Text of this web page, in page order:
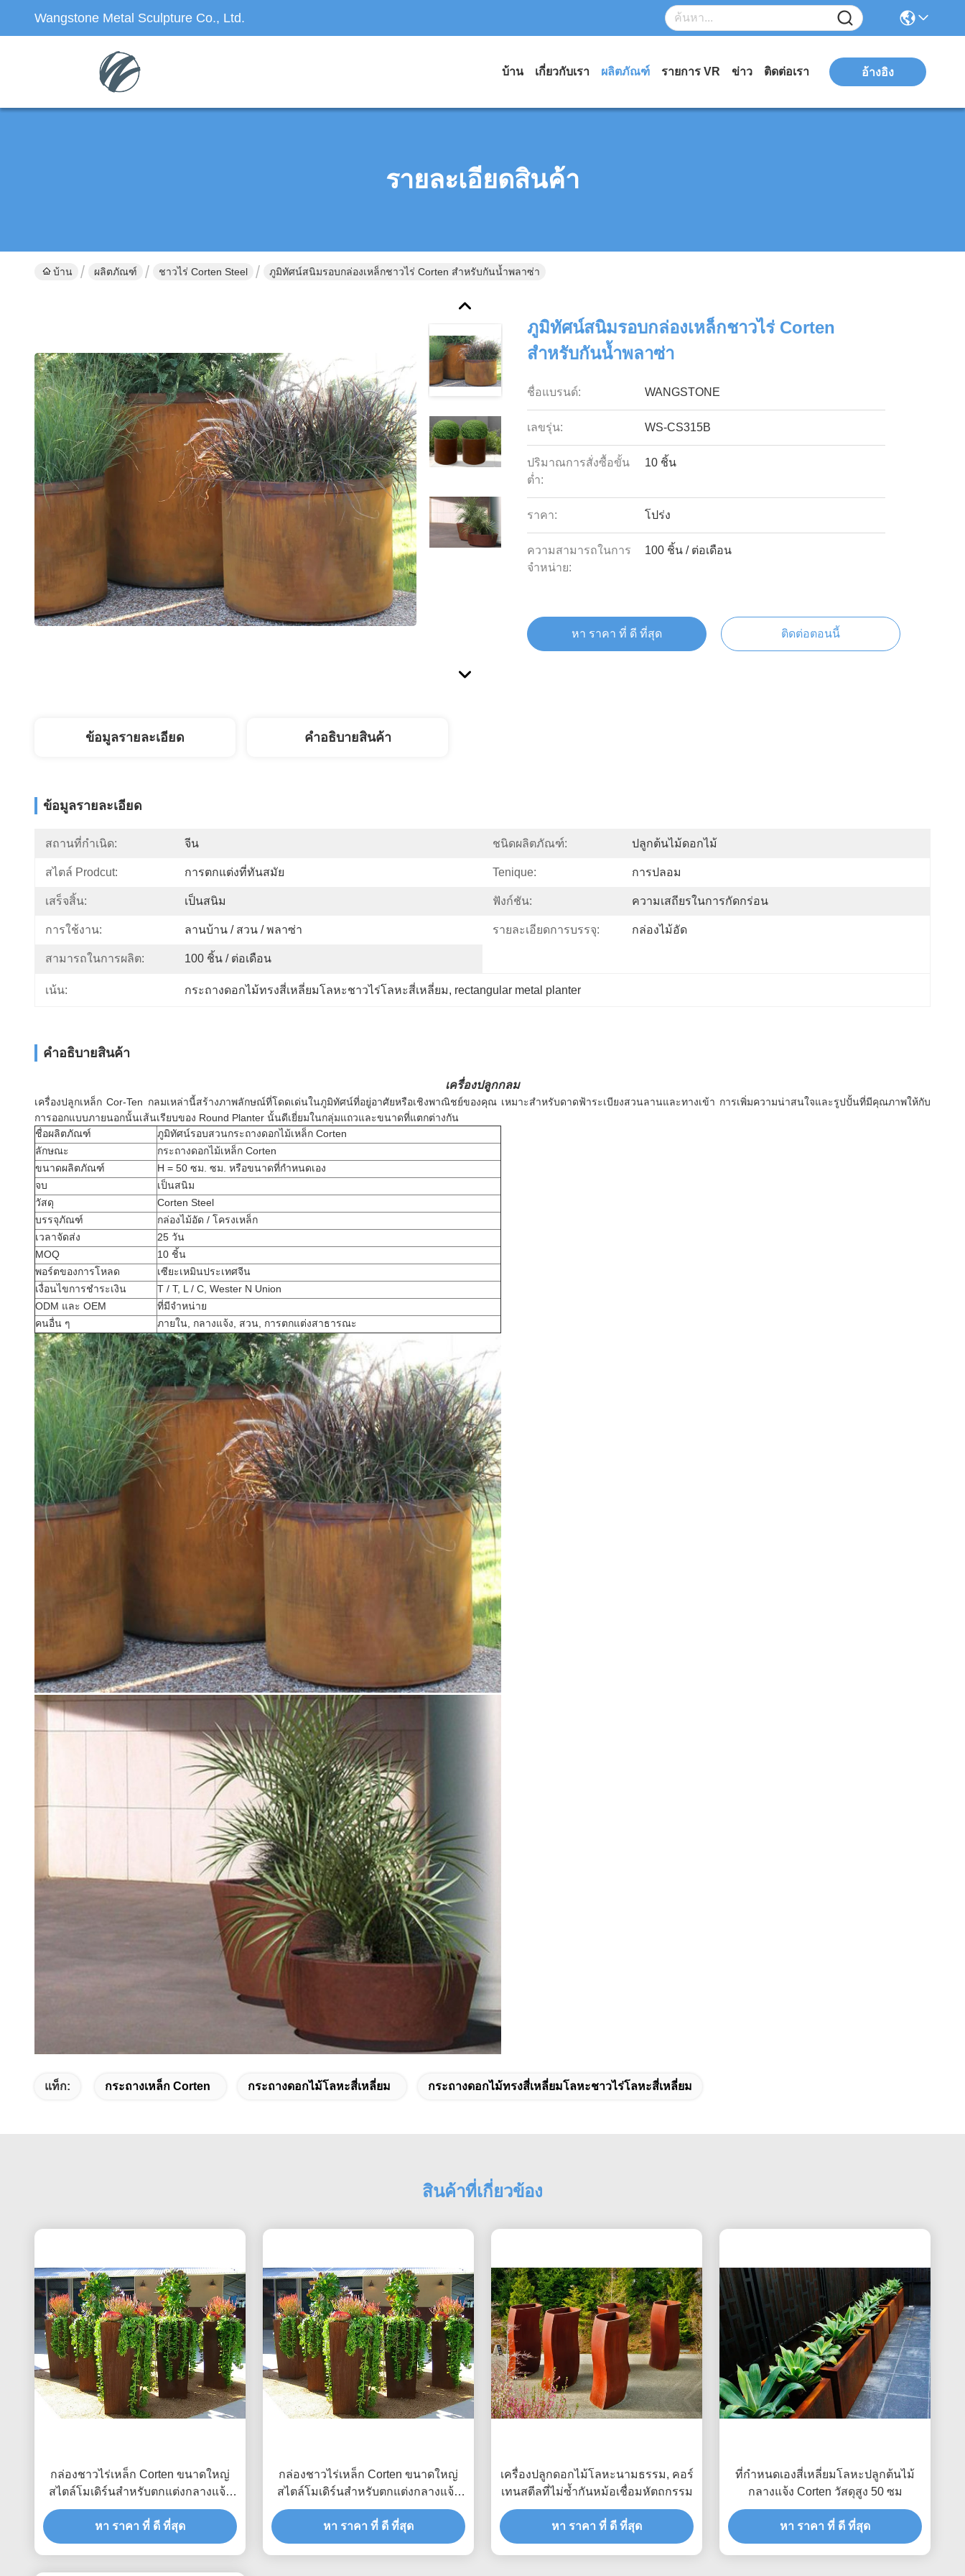
Wangstone Metal Sculpture Co., Ltd.
บ้าน เกี่ยวกับเรา ผลิตภัณฑ์ รายการ VR ข่าว ติดต่อเรา อ้างอิง
รายละเอียดสินค้า
บ้าน ผลิตภัณฑ์ ชาวไร่ Corten Steel ภูมิทัศน์สนิมรอบกล่องเหล็กชาวไร่ Corten สำหรับกันน้ำพลาซ่า
ภูมิทัศน์สนิมรอบกล่องเหล็กชาวไร่ Corten
สำหรับกันน้ำพลาซ่า
ชื่อแบรนด์: WANGSTONE
เลขรุ่น: WS-CS315B
ปริมาณการสั่งซื้อขั้น
ต่ำ:
10 ชิ้น
ราคา: โปร่ง
ความสามารถในการ
จําหน่าย:
100 ชิ้น / ต่อเดือน
หา ราคา ที่ ดี ที่สุด ติดต่อตอนนี้
ข้อมูลรายละเอียด คําอธิบายสินค้า
ข้อมูลรายละเอียด
สถานที่กำเนิด: จีน ชนิดผลิตภัณฑ์: ปลูกต้นไม้ดอกไม้
สไตล์ Prodcut: การตกแต่งที่ทันสมัย Tenique: การปลอม
เสร็จสิ้น: เป็นสนิม ฟังก์ชัน: ความเสถียรในการกัดกร่อน
การใช้งาน: ลานบ้าน / สวน / พลาซ่า รายละเอียดการบรรจุ: กล่องไม้อัด
สามารถในการผลิต: 100 ชิ้น / ต่อเดือน
เน้น: กระถางดอกไม้ทรงสี่เหลี่ยมโลหะชาวไร่โลหะสี่เหลี่ยม, rectangular metal planter
คําอธิบายสินค้า
เครื่องปลูกกลม
เครื่องปลูกเหล็ก Cor-Ten กลมเหล่านี้สร้างภาพลักษณ์ที่โดดเด่นในภูมิทัศน์ที่อยู่อาศัยหรือเชิงพาณิชย์ของคุณ เหมาะสำหรับดาดฟ้าระเบียงสวนลานและทางเข้า การเพิ่มความน่าสนใจและรูปปั้นที่มีคุณภาพให้กับ
การออกแบบภายนอกนั้นเส้นเรียบของ Round Planter นั้นดีเยี่ยมในกลุ่มแถวและขนาดที่แตกต่างกัน
ชื่อผลิตภัณฑ์
ภูมิทัศน์รอบสวนกระถางดอกไม้เหล็ก Corten
ลักษณะ
กระถางดอกไม้เหล็ก Corten
ขนาดผลิตภัณฑ์
H = 50 ซม. ซม. หรือขนาดที่กำหนดเอง
จบ
เป็นสนิม
วัสดุ
Corten Steel
บรรจุภัณฑ์
กล่องไม้อัด / โครงเหล็ก
เวลาจัดส่ง
25 วัน
MOQ
10 ชิ้น
พอร์ตของการโหลด
เซียะเหมินประเทศจีน
เงื่อนไขการชำระเงิน
T / T, L / C, Wester N Union
ODM และ OEM
ที่มีจำหน่าย
คนอื่น ๆ
ภายใน, กลางแจ้ง, สวน, การตกแต่งสาธารณะ
แท็ก: กระถางเหล็ก Corten กระถางดอกไม้โลหะสี่เหลี่ยม กระถางดอกไม้ทรงสี่เหลี่ยมโลหะชาวไร่โลหะสี่เหลี่ยม
สินค้าที่เกี่ยวข้อง
กล่องชาวไร่เหล็ก Corten ขนาดใหญ่
สไตล์โมเดิร์นสำหรับตกแต่งกลางแจ้ง
สูง 80 ซม
หา ราคา ที่ ดี ที่สุด
กล่องชาวไร่เหล็ก Corten ขนาดใหญ่
สไตล์โมเดิร์นสำหรับตกแต่งกลางแจ้ง
สูง 80 ซม
หา ราคา ที่ ดี ที่สุด
เครื่องปลูกดอกไม้โลหะนามธรรม, คอร์
เทนสตีลที่ไม่ซ้ำกันหม้อเชื่อมหัตถกรรม
หา ราคา ที่ ดี ที่สุด
ที่กำหนดเองสี่เหลี่ยมโลหะปลูกต้นไม้
กลางแจ้ง Corten วัสดุสูง 50 ซม
หา ราคา ที่ ดี ที่สุด